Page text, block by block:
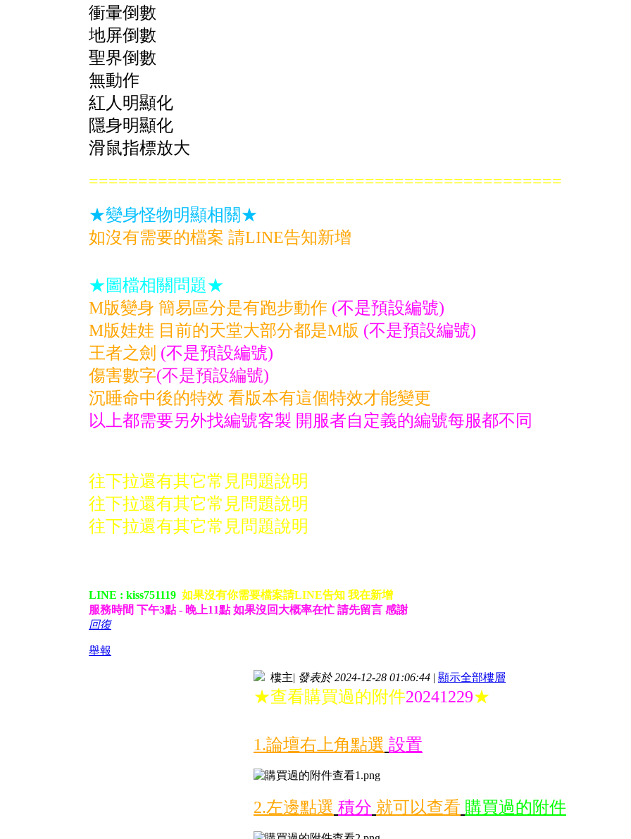
衝暈倒數
地屏倒數
聖界倒數
無動作
紅人明顯化
隱身明顯化
滑鼠指標放大
================================================
★變身怪物明顯相關★
如沒有需要的檔案 請LINE告知新增
★圖檔相關問題★
M版變身 簡易區分是有跑步動作 (不是預設編號)
M版娃娃 目前的天堂大部分都是M版 (不是預設編號)
王者之劍 (不是預設編號)
傷害數字(不是預設編號)
沉睡命中後的特效 看版本有這個特效才能變更
以上都需要另外找編號客製 開服者自定義的編號每服都不同
往下拉還有其它常見問題說明
往下拉還有其它常見問題說明
往下拉還有其它常見問題說明
LINE : kiss751119 如果沒有你需要檔案請LINE告知 我在新增
服務時間 下午3點 - 晚上11點 如果沒回大概率在忙 請先留言 感謝
回復
舉報
樓主| 發表於 2024-12-28 01:06:44 | 顯示全部樓層
★查看購買過的附件20241229★
1.論壇右上角點選 設置
2.左邊點選 積分 就可以查看 購買過的附件